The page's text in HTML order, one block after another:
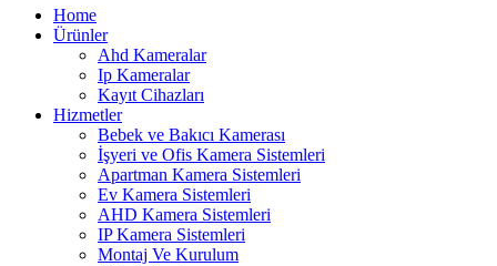
Home
Ürünler
Ahd Kameralar
Ip Kameralar
Kayıt Cihazları
Hizmetler
Bebek ve Bakıcı Kamerası
İşyeri ve Ofis Kamera Sistemleri
Apartman Kamera Sistemleri
Ev Kamera Sistemleri
AHD Kamera Sistemleri
IP Kamera Sistemleri
Montaj Ve Kurulum